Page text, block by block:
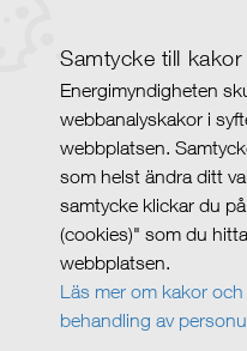
Samtycke till kakor
Energimyndigheten
webbanalyskakor i
webbplatsen.
som helst ändra ditt
samtycke klickar du
(cookies)" som du
webbplatsen.
Läs mer om kakor
behandling av